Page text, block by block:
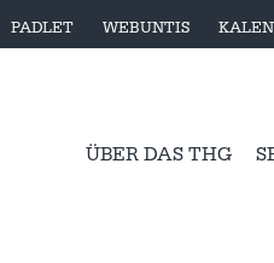
PADLET WEBUNTIS
ÜBER DAS THG